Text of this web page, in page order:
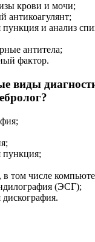
крови и мочи;
антикоагулянт;
и анализ
антитела;
фактор.
виды
том числе
(ЭСГ);
дискография.